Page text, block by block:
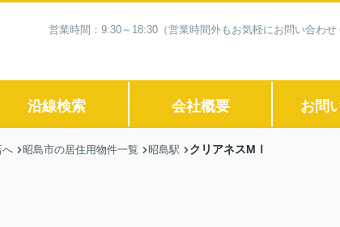
営業時間：9:30～18:30（営業時間外もお気軽にお問い合
沿線検索 会社概要 お問
へ 昭島市の居住用物件一覧 昭島駅 クリアネスMⅠ